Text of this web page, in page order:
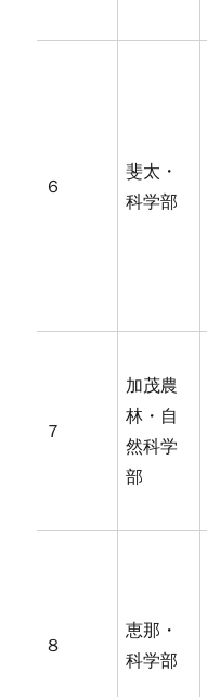
６
斐太・
科学部
７
加茂農
林・自
然科学
部
８
恵那・
科学部